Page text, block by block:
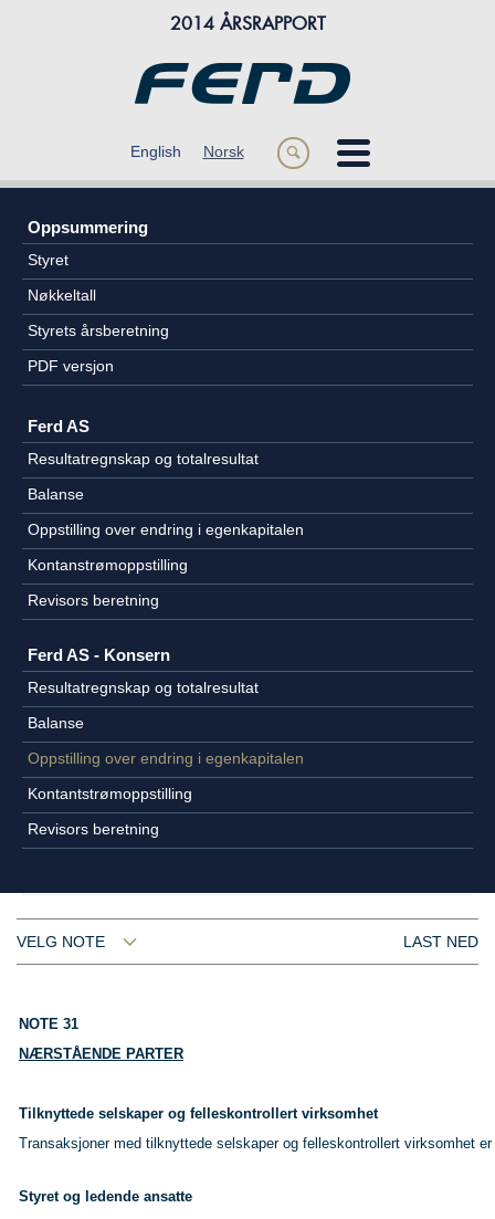
2014 ÅRSRAPPORT
English Norsk s m
FINANSIELL INFORMASJON
Oppsummering
Styret
Nøkkeltall
Styrets årsberetning
PDF versjon
Ferd AS
Resultatregnskap og totalresultat
Balanse
Oppstilling over endring i egenkapitalen
Kontanstrømoppstilling
Revisors beretning
Ferd AS - Konsern
Resultatregnskap og totalresultat
Balanse
Oppstilling over endring i egenkapitalen
Kontantstrømoppstilling
Revisors beretning
VELG NOTE LAST NED
NOTE 31
NÆRSTÅENDE PARTER
Tilknyttede selskaper og felleskontrollert virksomhet
Transaksjoner med tilknyttede selskaper og felleskontrollert virksomhet
Styret og ledende ansatte